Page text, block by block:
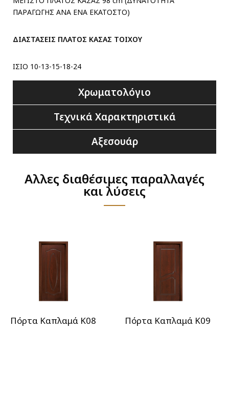
ΠΑΡΑΓΩΓΗΣ ΑΝΑ ΕΝΑ ΕΚΑΤΟΣΤΟ)
ΔΙΑΣΤΑΣΕΙΣ ΠΛΑΤΟΣ ΚΑΣΑΣ ΤΟΙΧΟΥ
ΙΣΙΟ 10-13-15-18-24
Χρωματολόγιο
Τεχνικά Χαρακτηριστικά
Αξεσουάρ
Αλλες διαθέσιμες παραλλαγές
και λύσεις
Πόρτα Καπλαμά Κ08 Πόρτα Καπλαμά Κ09